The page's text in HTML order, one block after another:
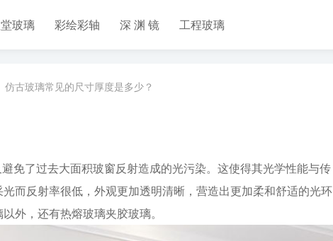
玻璃 彩绘彩轴 深 渊 镜 工程玻璃
仿古玻璃常见的尺寸厚度是多少？
免了过去大面积玻窗反射造成的光污染。这使得其光学性能与传
而反射率很低，外观更加透明清晰，营造出更加柔和舒适的光环
外，还有热熔玻璃夹胶玻璃。